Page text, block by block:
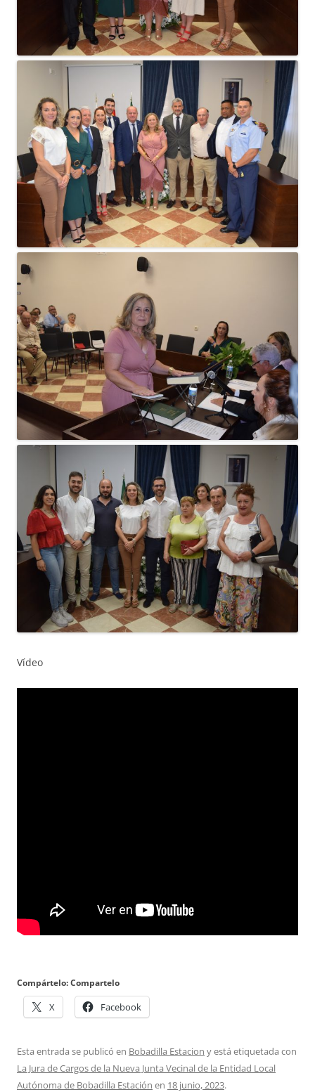
Vídeo
Compártelo: Compartelo
X Facebook
Esta entrada se publicó en Bobadilla Estacion y está etiquetada con
La Jura de Cargos de la Nueva Junta Vecinal de la Entidad Local
Autónoma de Bobadilla Estación en 18 junio, 2023.